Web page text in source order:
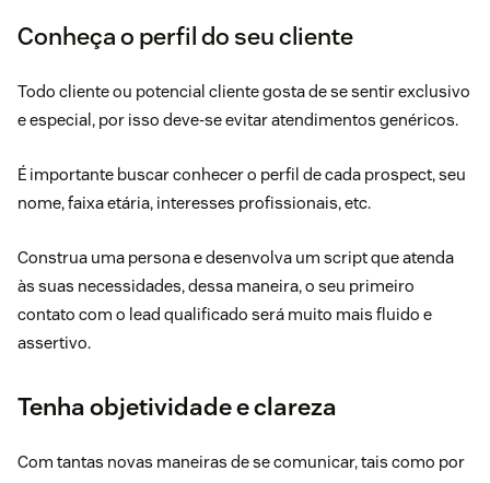
Conheça o perfil do seu cliente
Todo cliente ou potencial cliente gosta de se sentir exclusivo
e especial, por isso deve-se evitar atendimentos genéricos.
É importante buscar conhecer o perfil de cada prospect, seu
nome, faixa etária, interesses profissionais, etc.
Construa uma persona e desenvolva um script que atenda
às suas necessidades, dessa maneira, o seu primeiro
contato com o lead qualificado será muito mais fluido e
assertivo.
Tenha objetividade e clareza
Com tantas novas maneiras de se comunicar, tais como por